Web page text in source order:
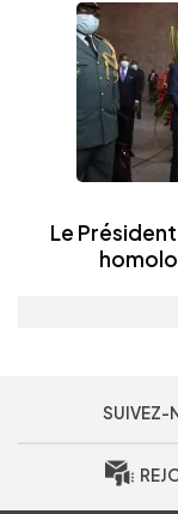
Le
SUIVEZ-